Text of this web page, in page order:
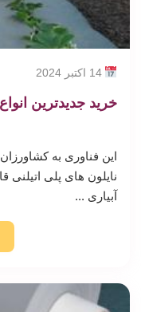
14 اکتبر 2024
خرید جدیدترین
این فناوری به
نایلون های پلی
آبیاری ...